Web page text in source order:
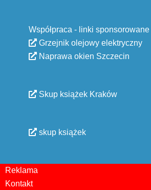
Współpraca - linki sponsorowane
Grzejnik olejowy elektryczny
Naprawa okien Szczecin
Skup książek Kraków
skup książek
Reklama
Kontakt